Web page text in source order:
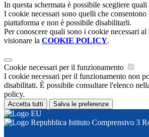
In questa schermata è possibile scegliere
I cookie necessari sono quelli che
piattaforma e non è possibile disabilitarli.
Per conoscere quali sono i cookie necessari
visionare la COOKIE POLICY.
Cookie necessari per il funzionamento
I cookie necessari per il funzionamento non
disabilitati. È possibile consultare l'elenco
policy.
Accetta tutti Salva le preferenze
Istituto Comprensivo 3